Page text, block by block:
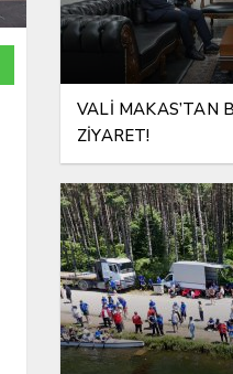
VALİ MAKAS’TAN
ZİYARET!